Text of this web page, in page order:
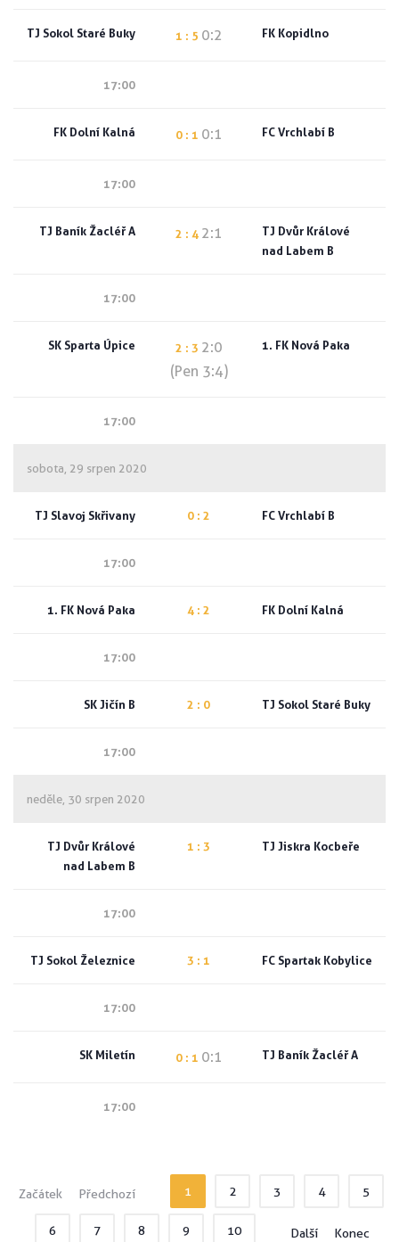
TJ Sokol Staré Buky 1 : 5 0:2 FK Kopidlno
17:00
FK Dolní Kalná 0 : 1 0:1 FC Vrchlabí B
17:00
TJ Baník Žacléř A 2 : 4 2:1
TJ Dvůr Králové
nad Labem B
17:00
SK Sparta Úpice 2 : 3 2:0
(Pen 3:4)
1. FK Nová Paka
17:00
sobota, 29 srpen 2020
TJ Slavoj Skřivany 0 : 2 FC Vrchlabí B
17:00
1. FK Nová Paka 4 : 2 FK Dolní Kalná
17:00
SK Jičín B 2 : 0 TJ Sokol Staré Buky
17:00
neděle, 30 srpen 2020
TJ Dvůr Králové
nad Labem B
1 : 3 TJ Jiskra Kocbeře
17:00
TJ Sokol Železnice 3 : 1 FC Spartak Kobylice
17:00
SK Miletín 0 : 1 0:1 TJ Baník Žacléř A
17:00
Začátek Předchozí 1 2 3 4 5
6 7 8 9 10 Další Konec